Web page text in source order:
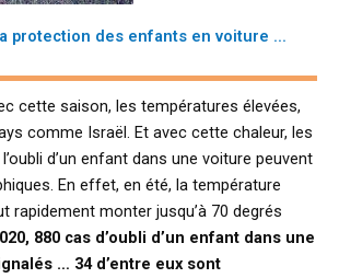
protection des enfants en voiture ...
cette saison, les températures élevées,
comme Israël. Et avec cette chaleur, les
d’un enfant dans une voiture peuvent
En effet, en été, la température
rapidement monter jusqu’à 70 degrés
880 cas d’oubli d’un enfant dans une
… 34 d’entre eux sont